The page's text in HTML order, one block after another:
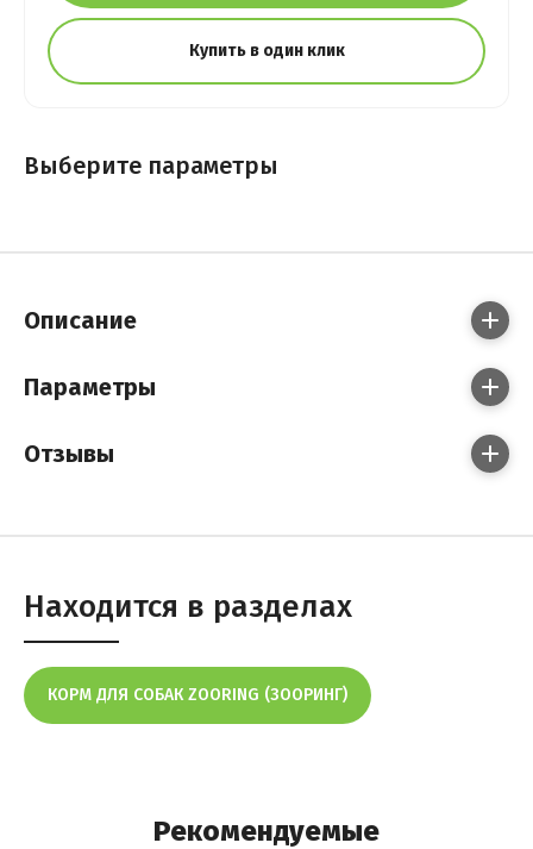
Купить в один клик
Выберите параметры
Описание
Параметры
Отзывы
Находится в разделах
КОРМ ДЛЯ СОБАК ZOORING (ЗООРИНГ)
Рекомендуемые